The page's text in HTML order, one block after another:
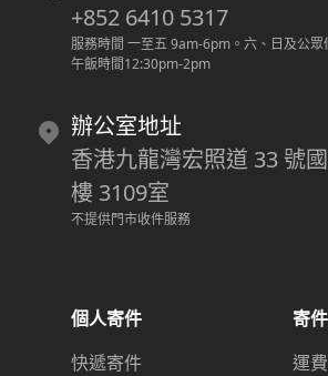
+852 6410 5317
服務時間 一至五 9am-6pm 。 六、日及公眾
午飯時間12:30pm-2pm
辦公室地址
香港九龍灣宏照道 33 號
樓 3109室
不提供門市收件服務
個人寄件
快遞寄件
寄
運